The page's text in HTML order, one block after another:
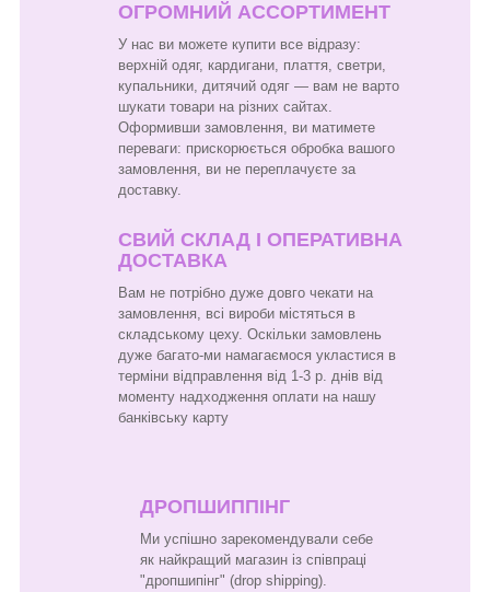
ОГРОМНИЙ АССОРТИМЕНТ
У нас ви можете купити все відразу:
верхній одяг, кардигани, плаття, светри,
купальники, дитячий одяг — вам не варто
шукати товари на різних сайтах.
Оформивши замовлення, ви матимете
переваги: прискорюється обробка вашого
замовлення, ви не переплачуєте за
доставку.
СВИЙ СКЛАД І ОПЕРАТИВНА
ДОСТАВКА
Вам не потрібно дуже довго чекати на
замовлення, всі вироби містяться в
складському цеху. Оскільки замовлень
дуже багато-ми намагаємося укластися в
терміни відправлення від 1-3 р. днів від
моменту надходження оплати на нашу
банківську карту
ДРОПШИППІНГ
Ми успішно зарекомендували себе
як найкращий магазин із співпраці
"дропшипінг" (drop shipping).